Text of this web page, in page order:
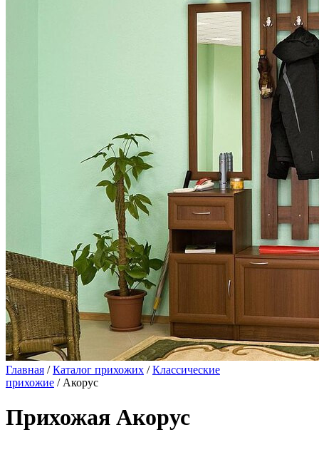
Главная /Каталог прихожих /Классические
прихожие / Акорус
Прихожая Акорус